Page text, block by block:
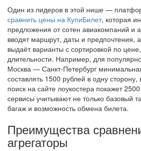
Один из лидеров в этой нише —
сравнить цены на КупиБилет, которая
предложения от сотен авиакомпаний и
вводят маршрут, даты и предпочтения,
выдаёт варианты с сортировкой по
длительности. Например, для
Москва — Санкт-Петербург
составлять 1500 рублей в одну
поиск на сайте лоукостера покажет
сервисы учитывают не только базовый
багаж и возможность обмена билета.
Преимущества
агрегаторы